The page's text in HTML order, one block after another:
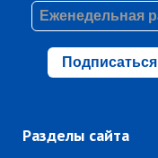
Подписаться
Разделы сайта